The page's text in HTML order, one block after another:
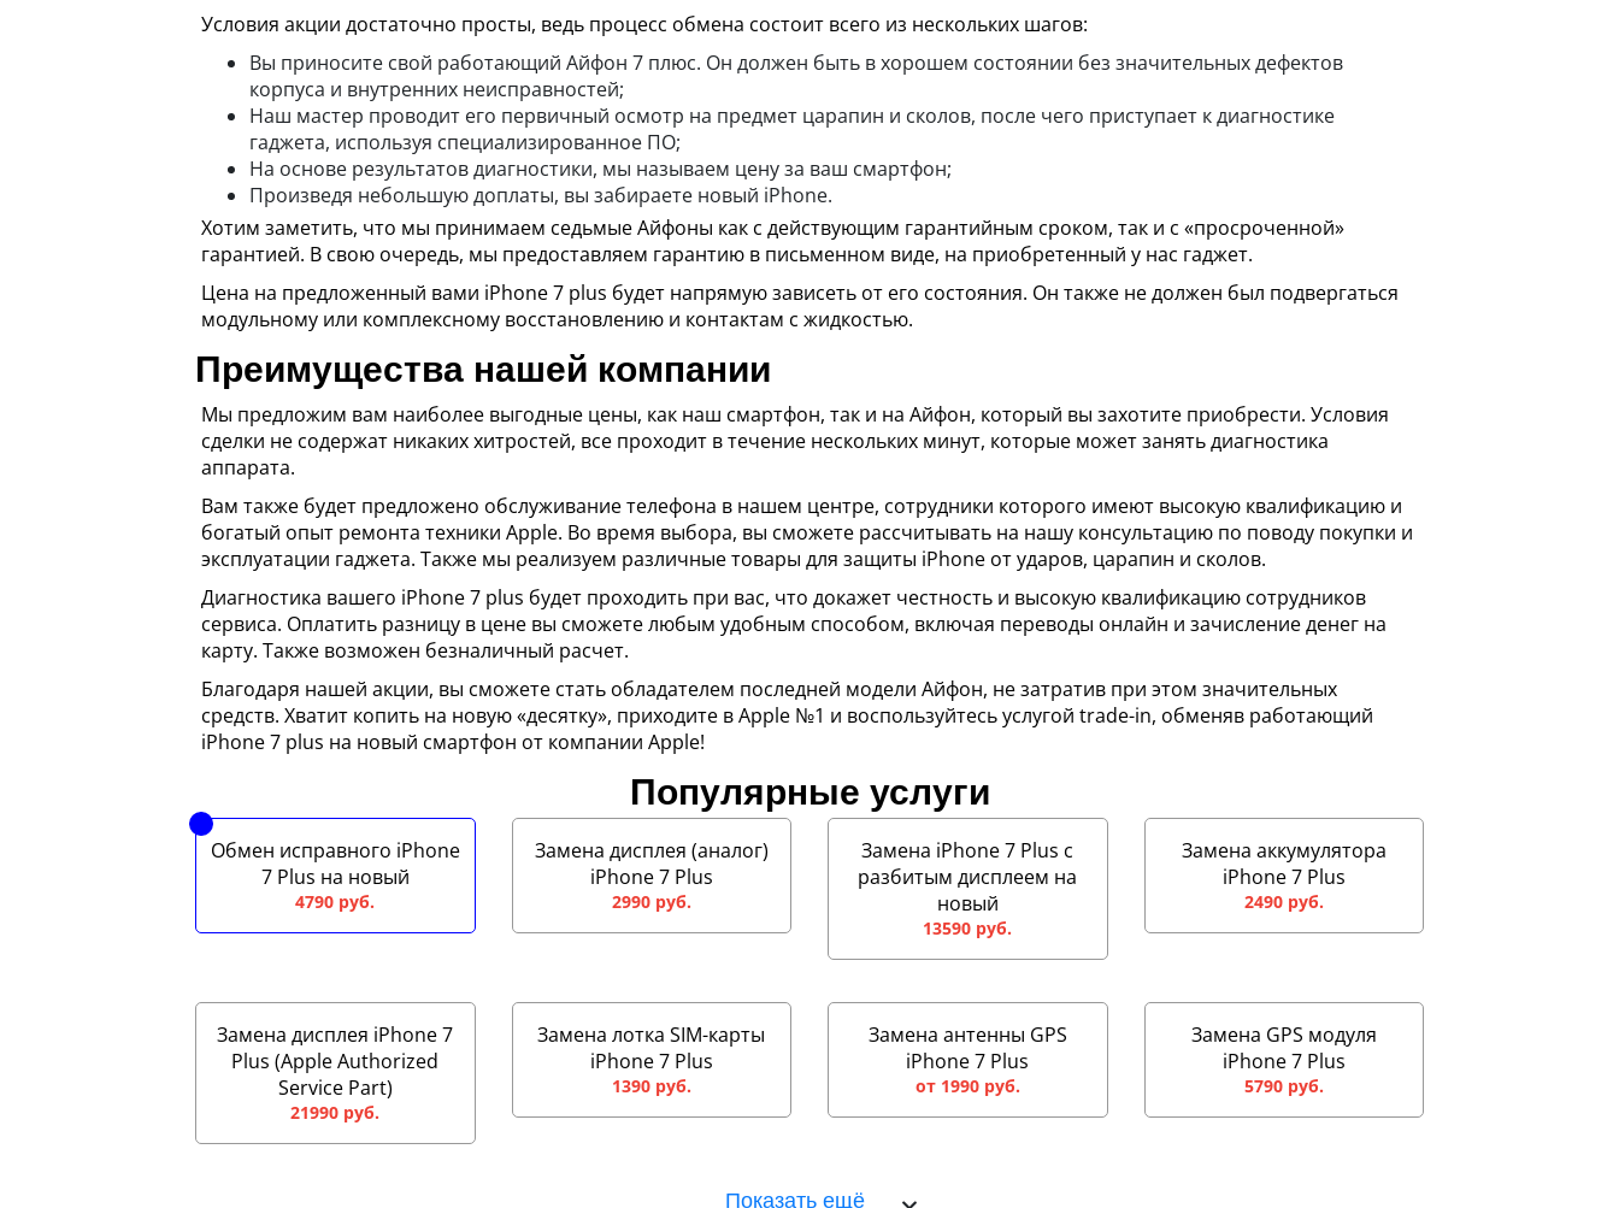
Условия акции достаточно просты, ведь процесс обмена состоит всего из нескольких шагов:
Вы приносите свой работающий Айфон 7 плюс. Он должен быть в хорошем состоянии без значительных дефектов
корпуса и внутренних неисправностей;
Наш мастер проводит его первичный осмотр на предмет царапин и сколов, после чего приступает к диагностике
гаджета, используя специализированное ПО;
На основе результатов диагностики, мы называем цену за ваш смартфон;
Произведя небольшую доплаты, вы забираете новый iPhone.
Хотим заметить, что мы принимаем седьмые Айфоны как с действующим гарантийным сроком, так и с «просроченной»
гарантией. В свою очередь, мы предоставляем гарантию в письменном виде, на приобретенный у нас гаджет.
Цена на предложенный вами iPhone 7 plus будет напрямую зависеть от его состояния. Он также не должен был подвергаться
модульному или комплексному восстановлению и контактам с жидкостью.
Преимущества нашей компании
Мы предложим вам наиболее выгодные цены, как наш смартфон, так и на Айфон, который вы захотите приобрести. Условия
сделки не содержат никаких хитростей, все проходит в течение нескольких минут, которые может занять диагностика
аппарата.
Вам также будет предложено обслуживание телефона в нашем центре, сотрудники которого имеют высокую квалификацию и
богатый опыт ремонта техники Apple. Во время выбора, вы сможете рассчитывать на нашу консультацию по поводу покупки и
эксплуатации гаджета. Также мы реализуем различные товары для защиты iPhone от ударов, царапин и сколов.
Диагностика вашего iPhone 7 plus будет проходить при вас, что докажет честность и высокую квалификацию сотрудников
сервиса. Оплатить разницу в цене вы сможете любым удобным способом, включая переводы онлайн и зачисление денег на
карту. Также возможен безналичный расчет.
Благодаря нашей акции, вы сможете стать обладателем последней модели Айфон, не затратив при этом значительных
средств. Хватит копить на новую «десятку», приходите в Apple №1 и воспользуйтесь услугой trade-in, обменяв работающий
iPhone 7 plus на новый смартфон от компании Apple!
Популярные услуги
Обмен исправного iPhone
7 Plus на новый
4790 руб.
Замена дисплея (аналог)
iPhone 7 Plus
2990 руб.
Замена iPhone 7 Plus с
разбитым дисплеем на
новый
13590 руб.
Замена аккумулятора
iPhone 7 Plus
2490 руб.
Замена дисплея iPhone 7
Plus (Apple Authorized
Service Part)
21990 руб.
Замена лотка SIM-карты
iPhone 7 Plus
1390 руб.
Замена антенны GPS
iPhone 7 Plus
от 1990 руб.
Замена GPS модуля
iPhone 7 Plus
5790 руб.
Показать ещё